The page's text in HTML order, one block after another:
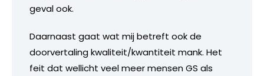
geval ook.
Daarnaast gaat wat mij betreft ook de
doorvertaling kwaliteit/kwantiteit mank. Het
feit dat wellicht veel meer mensen GS als